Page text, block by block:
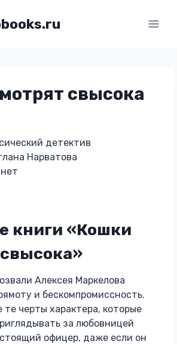
свысока
детектив
Нарватова
книги «Кошки
Алексея Маркелова
и бескомпромиссность.
те черты характера, которые
за любовницей
офицер, даже если он